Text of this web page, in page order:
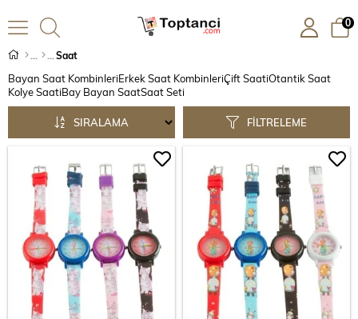
0
Saat
Bayan Saat KombinleriErkek Saat KombinleriÇift SaatiOtantik Saat
Kolye SaatiBay Bayan SaatSaat Seti
FILTRELEME
SIRALAMA